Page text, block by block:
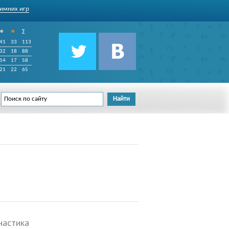
игр
• •
∑
41 33
113
32 18
88
14 17
58
21 22 65